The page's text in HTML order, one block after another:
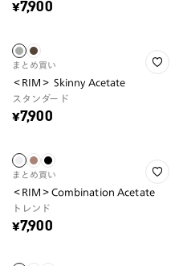
¥7,900
まとめ買い
＜RIM＞ Skinny Acetate
スタンダード
¥7,900
まとめ買い
＜RIM＞Combination Acetate
トレンド
¥7,900